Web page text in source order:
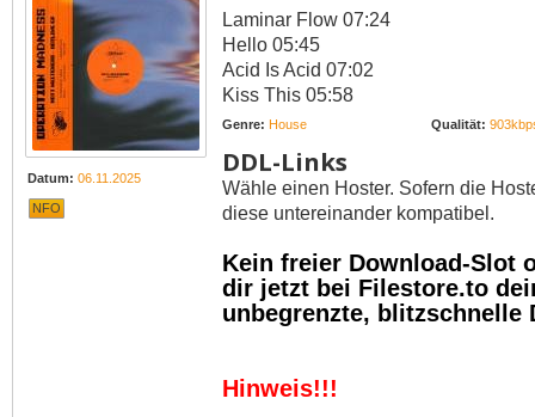
Datum: 06.11.2025
NFO
Laminar Flow 07:24
Hello 05:45
Acid Is Acid 07:02
Kiss This 05:58
Genre: House Qualität:
DDL-Links
Wähle einen Hoster. Sofern die
diese untereinander kompatibel.
Kein freier Download-Slot
dir jetzt bei Filestore.to
unbegrenzte, blitzschnelle
Hinweis!!!